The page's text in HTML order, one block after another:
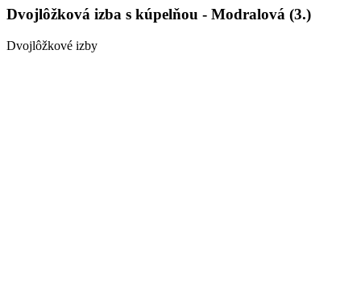
Dvojlôžková izba s kúpelňou - Modralová (3.)
Dvojlôžkové izby